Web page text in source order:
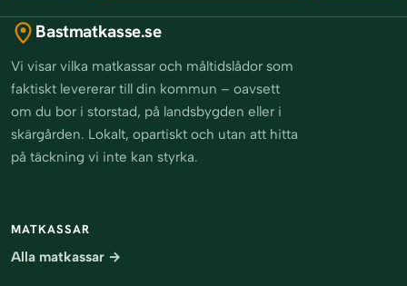
Bastmatkasse.se
Vi visar vilka matkassar och måltidslådor som
faktiskt levererar till din kommun – oavsett
om du bor i storstad, på landsbygden eller i
skärgården. Lokalt, opartiskt och utan att hitta
på täckning vi inte kan styrka.
MATKASSAR
Alla matkassar →